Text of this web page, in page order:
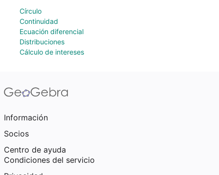
Círculo
Continuidad
Ecuación diferencial
Distribuciones
Cálculo de intereses
Información
Socios
Centro de ayuda
Condiciones del servicio